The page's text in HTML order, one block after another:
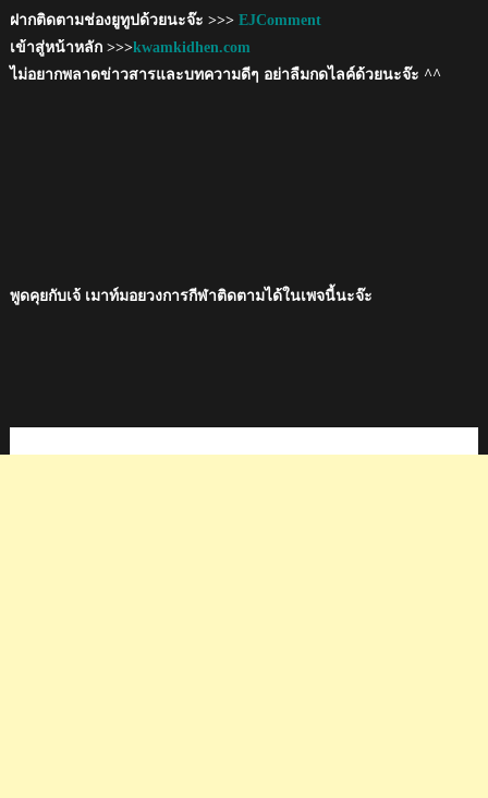
ฝากติดตามช่องยูทูปด้วยนะจ๊ะ >>> EJComment
เข้าสู่หน้าหลัก >>>kwamkidhen.com
ไม่อยากพลาดข่าวสารและบทความดีๆ อย่าลืมกดไลค์ด้วยนะจ๊ะ ^^
พูดคุยกับเจ้ เมาท์มอยวงการกีฬาติดตามได้ในเพจนี้นะจ๊ะ